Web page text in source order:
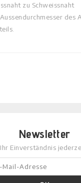
zu Schweissnaht
des
Newsletter
Einverständnis